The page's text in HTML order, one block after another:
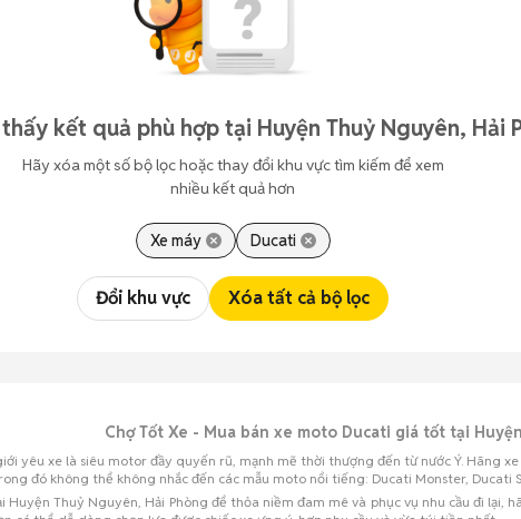
kết quả phù hợp tại Huyện Thuỷ Nguyên, Hải
Hãy xóa một số bộ lọc hoặc thay đổi khu vực tìm kiếm để xem
nhiều kết quả hơn
Xe máy Ducati
Đổi khu vực Xóa tất cả bộ lọc
Chợ Tốt Xe - Mua bán xe moto Ducati giá tốt tại
yêu xe là siêu motor đầy quyến rũ, mạnh mẽ thời thượng đến từ nước Ý. Hãng
đó không thể không nhắc đến các mẫu moto nổi tiếng: Ducati Monster,
Huyện Thuỷ Nguyên, Hải Phòng để thỏa niềm đam mê và phục vụ nhu cầu đi lại,